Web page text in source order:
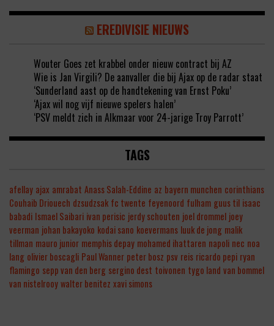
EREDIVISIE NIEUWS
Wouter Goes zet krabbel onder nieuw contract bij AZ
Wie is Jan Virgili? De aanvaller die bij Ajax op de radar staat
‘Sunderland aast op de handtekening van Ernst Poku’
‘Ajax wil nog vijf nieuwe spelers halen’
‘PSV meldt zich in Alkmaar voor 24-jarige Troy Parrott’
TAGS
afellay ajax amrabat Anass Salah-Eddine az bayern munchen corinthians
Couhaib Driouech dzsudzsak fc twente feyenoord fulham guus til isaac
babadi Ismael Saibari ivan perisic jerdy schouten joel drommel joey
veerman johan bakayoko kodai sano koevermans luuk de jong malik
tillman mauro junior memphis depay mohamed ihattaren napoli nec noa
lang olivier boscagli Paul Wanner peter bosz psv reis ricardo pepi ryan
flamingo sepp van den berg sergino dest toivonen tygo land van bommel
van nistelrooywalter benitez xavi simons